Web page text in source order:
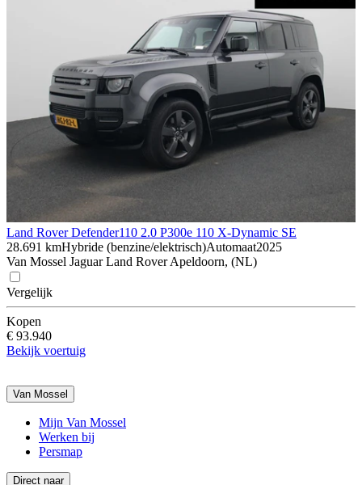
Land Rover Defender110 2.0 P300e 110 X-Dynamic SE
28.691 kmHybride (benzine/elektrisch)Automaat2025
Van Mossel Jaguar Land Rover Apeldoorn, (NL)
Vergelijk
Kopen
€ 93.940
Bekijk voertuig
Van Mossel
Mijn Van Mossel
Werken bij
Persmap
Direct naar